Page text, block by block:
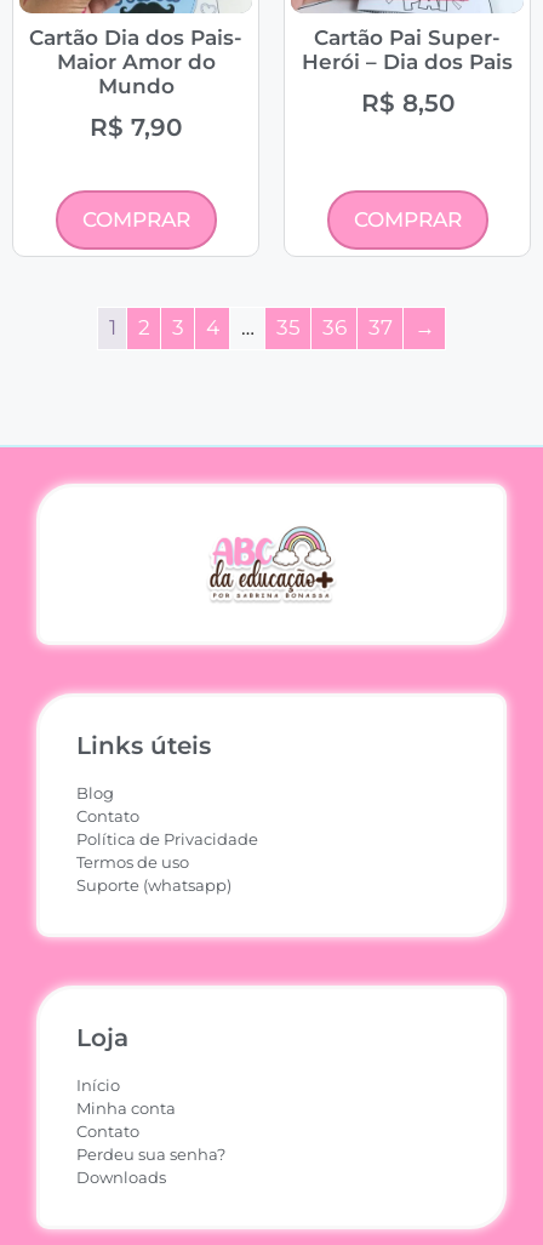
Cartão Dia dos Pais-
Maior Amor do
Mundo
R$ 7,90
COMPRAR
Cartão Pai Super-
Herói – Dia dos Pais
R$ 8,50
COMPRAR
1 2 3 4 … 35 36 37 →
Links úteis
Blog
Contato
Política de Privacidade
Termos de uso
Suporte (whatsapp)
Loja
Início
Minha conta
Contato
Perdeu sua senha?
Downloads